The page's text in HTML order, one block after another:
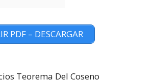
PDF – DESCARGAR